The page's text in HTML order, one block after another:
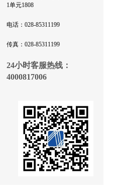
1单元1808
电话：028-85311199
传真：028-85311199
24小时客服热线：
4000817006